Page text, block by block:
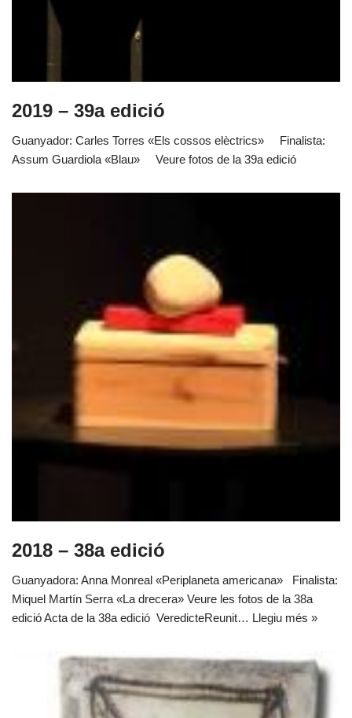
2019 – 39a edició
Guanyador: Carles Torres «Els cossos elèctrics» Finalista:
Assum Guardiola «Blau» Veure fotos de la 39a edició
2018 – 38a edició
Guanyadora: Anna Monreal «Periplaneta americana» Finalista:
Miquel Martín Serra «La drecera» Veure les fotos de la 38a
edició Acta de la 38a edició VeredicteReunit… Llegiu més »